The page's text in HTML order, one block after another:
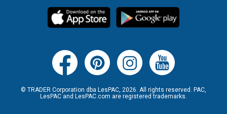
© TRADER Corporation dba LesPAC, 2026. All rights reserved. PAC,
LesPAC and LesPAC.com are registered trademarks.